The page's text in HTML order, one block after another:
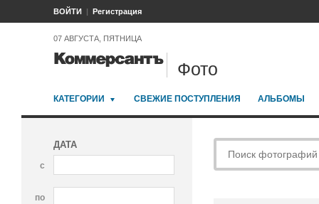
ВОЙТИ Регистрация
07 АВГУСТА, ПЯТНИЦА
Фото
КАТЕГОРИИ СВЕЖИЕ ПОСТУПЛЕНИЯ АЛЬБОМЫ
ДАТА
с
по